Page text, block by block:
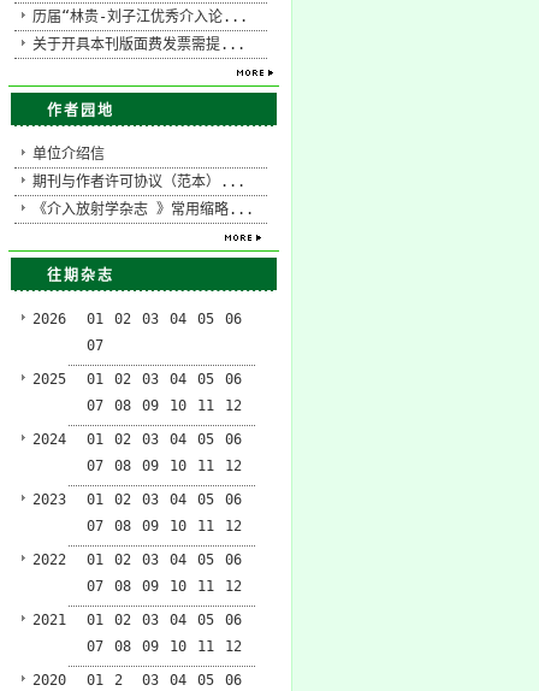
历届“林贵-刘子江优秀介入论...
关于开具本刊版面费发票需提...
作者园地
单位介绍信
期刊与作者许可协议（范本）...
《介入放射学杂志 》常用缩略...
往期杂志
2026 01 02 03 04 05
06
07
2025
01 02 03 04 05
06
07
08 09 10 11
12
2024
01 02 03 04 05
06
07
08 09 10 11
12
2023
01 02 03 04 05
06
07
08 09 10 11
12
2022
01 02 03 04 05
06
07
08 09 10 11
12
2021
01 02 03 04 05
06
07
08 09 10 11
12
2020
01 2 03 04 05
06